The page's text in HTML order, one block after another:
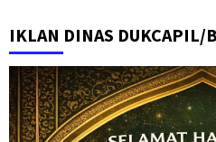
IKLAN DINAS DUKCAPIL/